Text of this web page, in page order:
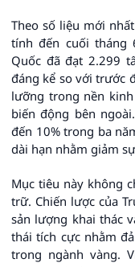
Theo số liệu mới
tính đến cuối tháng
Quốc đã đạt 2.299
đáng kể so với trước
lưỡng trong nền
biến động bên
đến 10% trong ba
dài hạn nhằm giảm
Mục tiêu này không
trữ. Chiến lược của
sản lượng khai thác
thái tích cực nhằm
trong ngành vàng.